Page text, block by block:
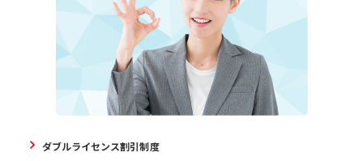
ダブルライセンス割引制度